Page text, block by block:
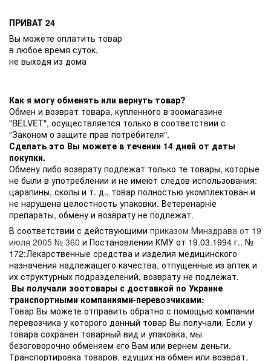
ПРИВАТ 24
Вы можете оплатить товар
в любое время суток,
не выходя из дома
Как я могу обменять или вернуть товар?
Обмен и возврат товара, купленного в зоомагазине
"BELVET", осуществляется только в соответствии с
"Законом о защите прав потребителя".
Сделать это Вы можете в течении 14 дней от даты
покупки.
Обмену либо возврату подлежат только те товары, которые
не были в употреблении и не имеют следов использования:
царапины, сколы и т. д., товар полностью укомплектован и
не нарушена целостность упаковки. Ветеренарніе
препараты, обмену и возврату не подлежат.
В соответствии с действующими приказом Минздрава от 19
июля 2005 № 360 и Постановлении КМУ от 19.03.1994 г.. №
172:Лекарственные средства и изделия медицинского
назначения надлежащего качества, отпущенные из аптек и
их структурных подразделений, возврату не подлежат.
Вы получали зоотовары с доставкой по Украине
транспортными компаниями-перевозчиками:
Товар Вы можете отправить обратно с помощью компании
перевозчика у которого данный товар Вы получали. Если у
товара сохранен товарный вид и упаковка, мы
безоговорочно обменяем его Вам или вернем деньги.
Транспортировка товаров, едущих на обмен или возврат,